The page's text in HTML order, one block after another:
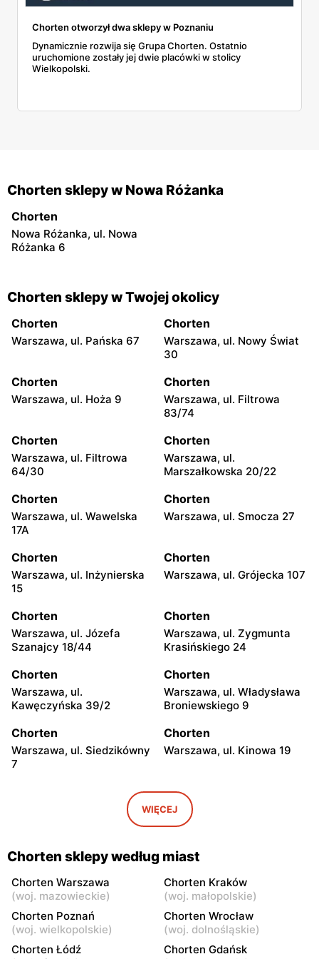
Chorten otworzył dwa sklepy w Poznaniu
Dynamicznie rozwija się Grupa Chorten. Ostatnio
uruchomione zostały jej dwie placówki w stolicy
Wielkopolski.
Chorten sklepy w Nowa Różanka
Chorten
Nowa Różanka, ul. Nowa
Różanka 6
Chorten sklepy w Twojej okolicy
Chorten
Warszawa, ul. Pańska 67
Chorten
Warszawa, ul. Nowy Świat
30
Chorten
Warszawa, ul. Hoża 9
Chorten
Warszawa, ul. Filtrowa
83/74
Chorten
Warszawa, ul. Filtrowa
64/30
Chorten
Warszawa, ul.
Marszałkowska 20/22
Chorten
Warszawa, ul. Wawelska
17A
Chorten
Warszawa, ul. Smocza 27
Chorten
Warszawa, ul. Inżynierska
15
Chorten
Warszawa, ul. Grójecka 107
Chorten
Warszawa, ul. Józefa
Szanajcy 18/44
Chorten
Warszawa, ul. Zygmunta
Krasińskiego 24
Chorten
Warszawa, ul.
Kawęczyńska 39/2
Chorten
Warszawa, ul. Władysława
Broniewskiego 9
Chorten
Warszawa, ul. Siedzikówny
7
Chorten
Warszawa, ul. Kinowa 19
Chorten
Warszawa al. Stanów
Zjednoczonych 32/U1
Chorten
Warszawa, ul. Franciszka
Żymirskiego 7/168u
Chorten
20
Warszawa, ul. Siennicka
6/18
Warszawa, ul. Barkocińska
6
WIĘCEJ
Chorten sklepy według miast
Chorten Warszawa
(woj. mazowieckie)
Chorten Kraków
(woj. małopolskie)
Chorten Poznań
(woj. wielkopolskie)
Chorten Wrocław
(woj. dolnośląskie)
Chorten Łódź
Chorten Gdańsk